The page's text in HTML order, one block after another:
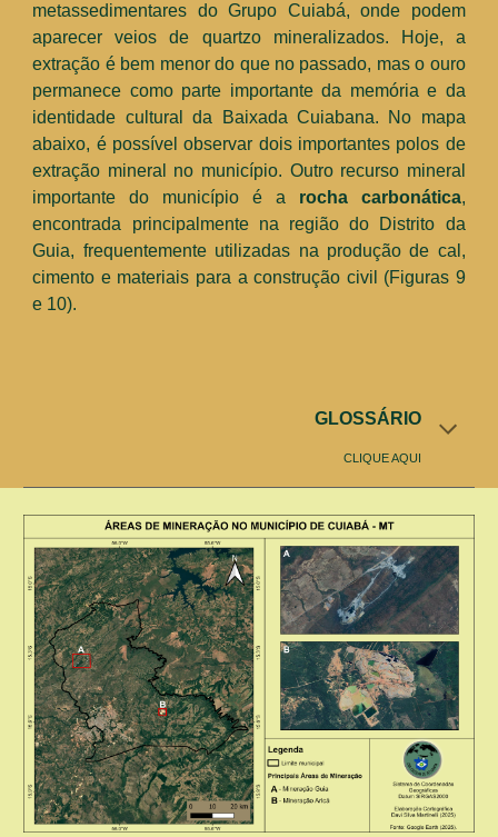
metassedimentares do Grupo Cuiabá, onde podem
aparecer veios de quartzo mineralizados.
Hoje, a
extração é bem menor do que no passado, mas o ouro
permanece como parte importante da memória e da
identidade cultural da Baixada Cuiabana. No mapa
abaixo, é possível observar dois importantes polos de
extração mineral no município. Outro recurso mineral
importante do município é a rocha carbonática,
encontrada principalmente na região do Distrito da
Guia, frequentemente utilizadas na produção de cal,
cimento e materiais para a construção civil (Figuras 9
e 10).
GLOSSÁRIO
CLIQUE AQUI